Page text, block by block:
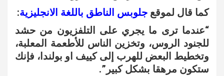
كما قال لموقع جلوبس الناطق باللغة الانجليزية:
“عندما ترى ما يجري على التلفزيون من حشد
للجنود الروس، وتخزين الناس للأطعمة المعلبة،
وتخطيط البعض للهرب إلى كييف او بولندا، فإنك
ستكون مرهقا بشكل كبير”.